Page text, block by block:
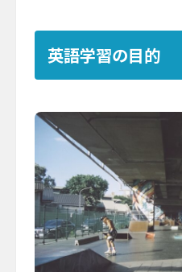
英語学習の目的